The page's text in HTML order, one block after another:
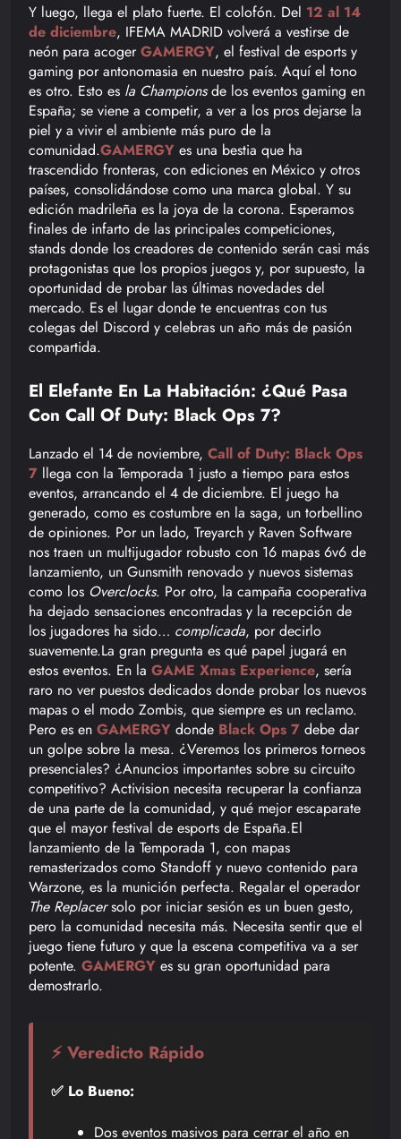
Y luego, llega el plato fuerte. El colofón. Del 12 al 14
de diciembre, IFEMA MADRID volverá a vestirse de
neón para acogerGAMERGY, el festival de esports y
gaming por antonomasia en nuestro país. Aquí el tono
es otro. Esto es la Championsde los eventos gaming en
España; se viene a competir, a ver a los pros dejarse la
piel y a vivir el ambiente más puro de la
comunidad.GAMERGY es una bestia que ha
trascendido fronteras, con ediciones en México y otros
países, consolidándose como una marca global. Y su
edición madrileña es la joya de la corona. Esperamos
finales de infarto de las principales competiciones,
stands donde los creadores de contenido serán casi más
protagonistas que los propios juegos y, por supuesto, la
oportunidad de probar las últimas novedades del
mercado. Es el lugar donde te encuentras con tus
colegas del Discord y celebras un año más de pasión
compartida.
El Elefante En La Habitación: ¿Qué Pasa
Con Call Of Duty: Black Ops 7?
Lanzado el 14 de noviembre, Call of Duty: Black Ops
7 llega con la Temporada 1 justo a tiempo para estos
eventos, arrancando el 4 de diciembre. El juego ha
generado, como es costumbre en la saga, un torbellino
de opiniones. Por un lado, Treyarch y Raven Software
nos traen un multijugador robusto con 16 mapas 6v6 de
lanzamiento, un Gunsmith renovado y nuevos sistemas
como los Overclocks. Por otro, la campaña cooperativa
ha dejado sensaciones encontradas y la recepción de
los jugadores ha sido… complicada, por decirlo
suavemente.La gran pregunta es qué papel jugará en
estos eventos. En la GAME Xmas Experience, sería
raro no ver puestos dedicados donde probar los nuevos
mapas o el modo Zombis, que siempre es un reclamo.
Pero es en GAMERGY donde Black Ops 7 debe dar
un golpe sobre la mesa. ¿Veremos los primeros torneos
presenciales? ¿Anuncios importantes sobre su circuito
competitivo? Activision necesita recuperar la confianza
de una parte de la comunidad, y qué mejor escaparate
que el mayor festival de esports de España.El
lanzamiento de la Temporada 1, con mapas
remasterizados como Standoff y nuevo contenido para
Warzone, es la munición perfecta. Regalar el operador
The Replacersolo por iniciar sesión es un buen gesto,
pero la comunidad necesita más. Necesita sentir que el
juego tiene futuro y que la escena competitiva va a ser
potente. GAMERGY es su gran oportunidad para
demostrarlo.
⚡ Veredicto Rápido
✅ Lo Bueno:
Dos eventos masivos para cerrar el año en